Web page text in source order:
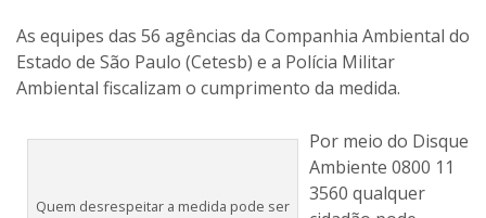
As equipes das 56 agências da Companhia Ambiental do
Estado de São Paulo (Cetesb) e a Polícia Militar
Ambiental fiscalizam o cumprimento da medida.
Quem desrespeitar a medida pode ser
Por meio do Disque
Ambiente 0800 11
3560 qualquer